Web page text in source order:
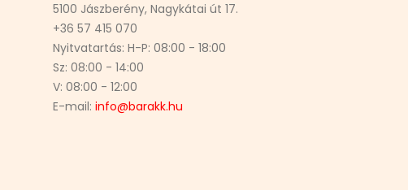
5100 Jászberény, Nagykátai út 17.
+36 57 415 070
Nyitvatartás: H-P: 08:00 - 18:00
Sz: 08:00 - 14:00
V: 08:00 - 12:00
E-mail: info@barakk.hu